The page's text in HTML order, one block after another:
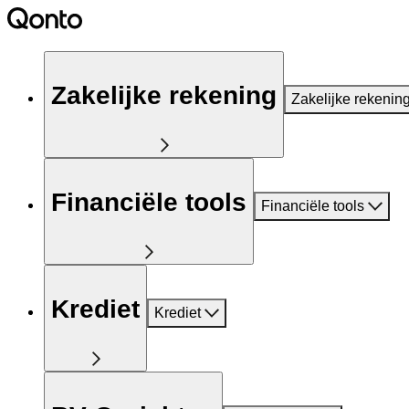
Zakelijke rekening Zakelijke
Financiële tools Financiële tools
Krediet Krediet